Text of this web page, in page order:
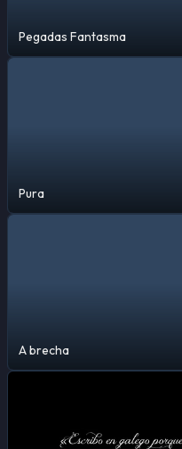
Pegadas Fantasma
Pura
A brecha